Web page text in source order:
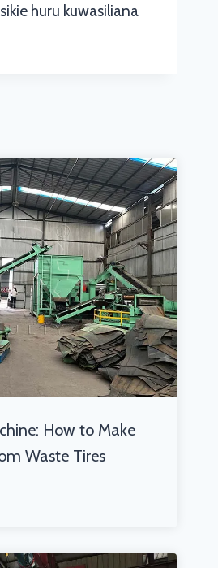
huru kuwasiliana
How to Make
Waste Tires